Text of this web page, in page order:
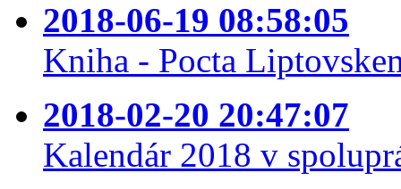
2018-06-19 08:58:05
Kniha - Pocta
2018-02-20 20:47:07
Kalendár 2018 v